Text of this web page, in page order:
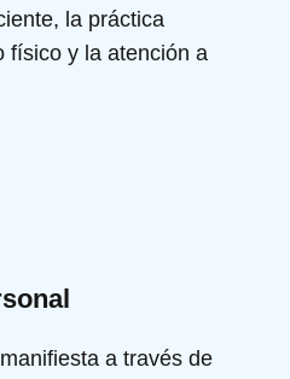
la práctica
físico y la atención a
a través de